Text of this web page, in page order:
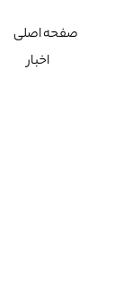
صفحه اصلی
اخبار